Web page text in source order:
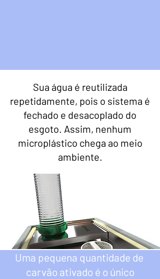
Sua água é reutilizada
repetidamente, pois o sistema é
fechado e desacoplado do
esgoto. Assim, nenhum
microplástico chega ao meio
ambiente.
Uma pequena quantidade de
carvão ativado é o único